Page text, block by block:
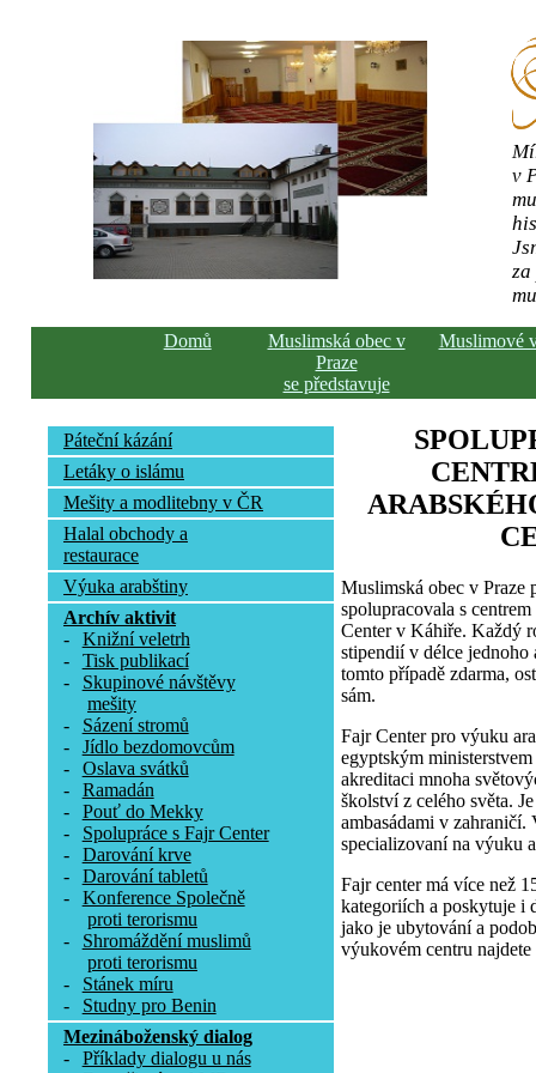
v
Domů
Muslimská obec v
Praze
se představuje
Muslimové
Páteční kázání
Letáky o islámu
Mešity a modlitebny v ČR
Halal obchody a
restaurace
Výuka arabštiny
Archív aktivit
-
Knižní veletrh
-
Tisk publikací
-
Skupinové návštěvy
mešity
-
Sázení stromů
-
Jídlo bezdomovcům
-
Oslava svátků
-
Ramadán
-
Pouť do Mekky
-
Spolupráce s Fajr Center
-
Darování krve
-
Darování tabletů
-
Konference Společně
proti terorismu
-
Shromáždění muslimů
proti terorismu
-
Stánek míru
-
Studny pro Benin
Mezináboženský dialog
-
Příklady dialogu u nás
Muslimská obec v Praze
spolupracovala s
Center v Káhiře. Každý
stipendií v délce
tomto případě zdarma,
sám.
Fajr Center pro výuku
egyptským
akreditaci mnoha
školství z celého světa.
ambasádami v
specializovaní na výuku
Fajr center má více než
kategoriích a poskytuje i
jako je ubytování a
výukovém centru